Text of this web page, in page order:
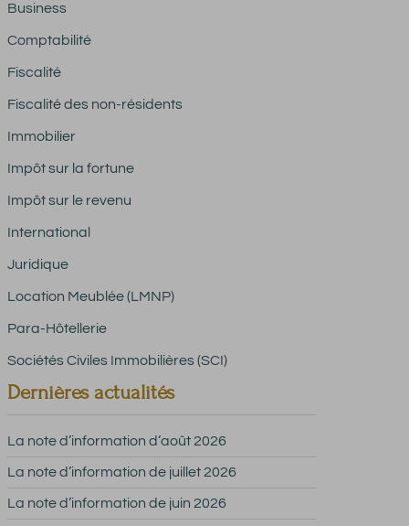
Business
Comptabilité
Fiscalité
Fiscalité des non-résidents
Immobilier
Impôt sur la fortune
Impôt sur le revenu
International
Juridique
Location Meublée (LMNP)
Para-Hôtellerie
Sociétés Civiles Immobilières (SCI)
Dernières actualités
La note d’information d’août 2026
La note d’information de juillet 2026
La note d’information de juin 2026